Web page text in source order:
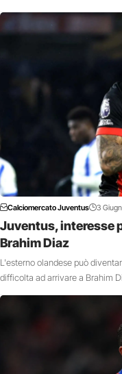
Calciomercato Juventus 3
Juventus, interesse
Brahim Diaz
L'esterno olandese può
difficolta ad arrivare a Brahim